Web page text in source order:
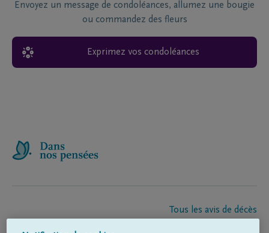
Envoyez un message de condoléances, allumez une bougie
ou commandez des fleurs
Exprimez vos condoléances
Tous les avis de décès